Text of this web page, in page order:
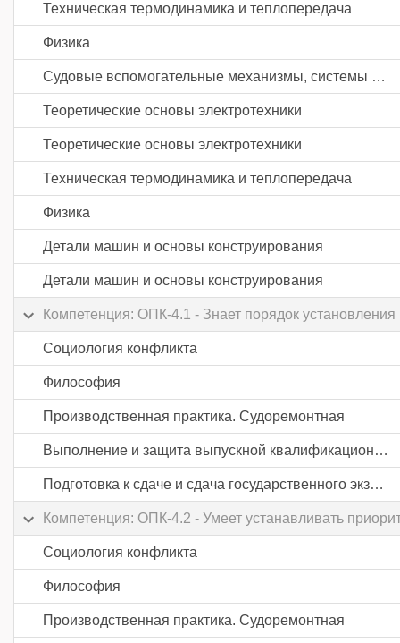
Техническая термодинамика и теплопередача
Физика
Судовые вспомогательные механизмы, системы и устройства
Теоретические основы электротехники
Теоретические основы электротехники
Техническая термодинамика и теплопередача
Физика
Детали машин и основы конструирования
Детали машин и основы конструирования
Компетенция: ОПК-4.1 - Знает порядок
Социология конфликта
Философия
Производственная практика. Судоремонтная
Выполнение и защита выпускной квалификационной работы
Подготовка к сдаче и сдача государственного экзамена
Компетенция: ОПК-4.2 - Умеет устанавливать
Социология конфликта
Философия
Производственная практика. Судоремонтная